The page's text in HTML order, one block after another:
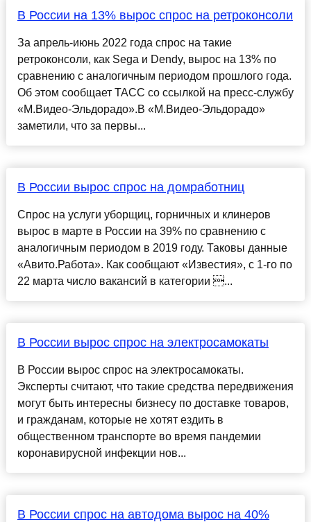
В России на 13% вырос спрос на ретроконсоли
За апрель-июнь 2022 года спрос на такие
ретроконсоли, как Sega и Dendy, вырос на 13% по
сравнению с аналогичным периодом прошлого года.
Об этом сообщает ТАСС со ссылкой на пресс-службу
«М.Видео-Эльдорадо».В «М.Видео-Эльдорадо»
заметили, что за первы...
В России вырос спрос на домработниц
Спрос на услуги уборщиц, горничных и клинеров
вырос в марте в России на 39% по сравнению с
аналогичным периодом в 2019 году. Таковы данные
«Авито.Работа». Как сообщают «Известия», с 1-го по
22 марта число вакансий в категории ...
В России вырос спрос на электросамокаты
В России вырос спрос на электросамокаты.
Эксперты считают, что такие средства передвижения
могут быть интересны бизнесу по доставке товаров,
и гражданам, которые не хотят ездить в
общественном транспорте во время пандемии
коронавирусной инфекции нов...
В России спрос на автодома вырос на 40%